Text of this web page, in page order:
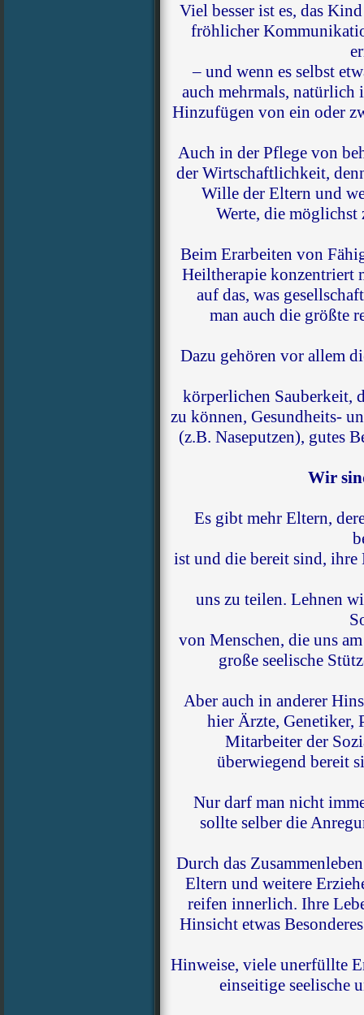
Viel besser ist es, das
fröhlicher
– und wenn es selbst
auch mehrmals, natürlich
Hinzufügen von ein oder
Auch in der Pflege von
der Wirtschaftlichkeit,
Wille der Eltern und
Werte, die möglichst
Beim Erarbeiten von
Heiltherapie konzentriert
auf das, was
man auch die größte
Dazu gehören vor allem
körperlichen Sauberkeit,
zu können, Gesundheits-
(z.B. Naseputzen), gutes
Wir
Es gibt mehr Eltern,
ist und die bereit sind, ihre
uns zu teilen. Lehnen
von Menschen, die uns
große seelische
Aber auch in anderer
hier Ärzte, Genetiker,
Mitarbeiter der
überwiegend bereit
Nur darf man nicht
sollte selber die
Durch das
Eltern und weitere
reifen innerlich. Ihre
Hinsicht etwas
Hinweise, viele unerfüllte
einseitige seelische